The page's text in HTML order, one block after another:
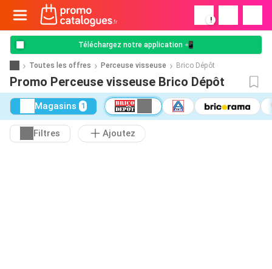
!
Téléchargez notre application 📲
Toutes les offres Perceuse visseuse Brico Dépôt
Promo Perceuse visseuse Brico Dépôt
Magasins 1
Filtres Ajoutez